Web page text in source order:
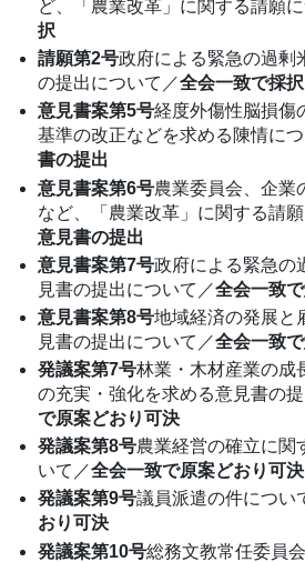
ど、「農業改革」に関する請願
択
請願第2号政府による緊急の過剰
の提出について／全会一致で採択
意見書案第5号経度外傷性脳損傷
基準の改正などを求める陳情に
書の提出
意見書案第6号農業委員会、企業
など、「農業改革」に関する請
意見書の提出
意見書案第7号政府による緊急の
見書の提出について／全会一致
意見書案第8号地域経済の発展と
見書の提出について／全会一致
発議案第7号林業・木材産業の成
の充実・強化を求める意見書の
で原案どおり可決
発議案第8号農業経営の確立に関
いて／全会一致で原案どおり可決
発議案第9号議員派遣の件につい
おり可決
発議案第10号総務文教常任委員